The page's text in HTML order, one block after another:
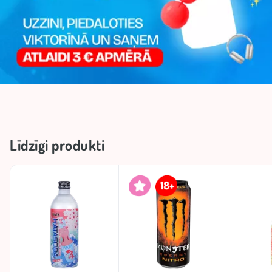
Līdzīgi produkti